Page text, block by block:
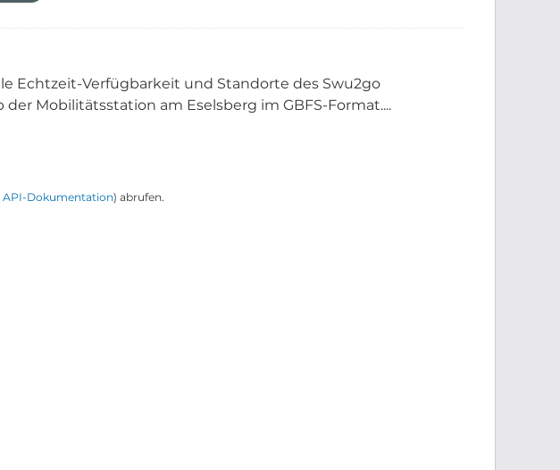
Echtzeit-Verfügbarkeit und Standorte des Swu2go
Mobilitätsstation am Eselsberg im GBFS-Format....
API-Dokumentation) abrufen.